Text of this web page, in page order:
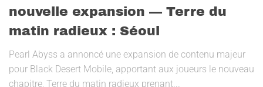
nouvelle expansion — Terre du
matin radieux : Séoul
Pearl Abyss a annoncé une expansion de contenu majeur
pour Black Desert Mobile, apportant aux joueurs le nouveau
chapitre, Terre du matin radieux prenant...